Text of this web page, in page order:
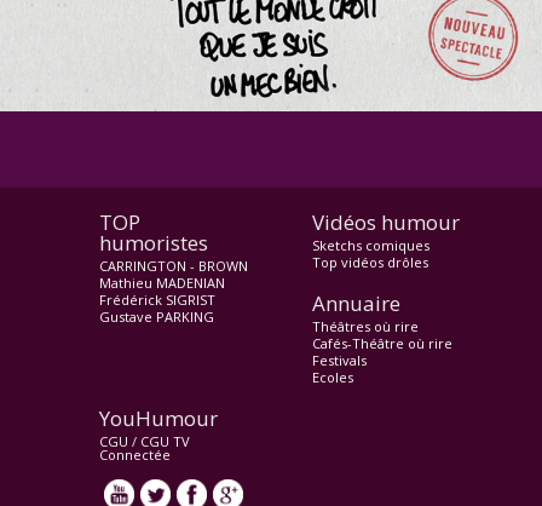
TOP
humoristes
CARRINGTON - BROWN
Mathieu MADENIAN
Frédérick SIGRIST
Gustave PARKING
Vidéos humour
Sketchs comiques
Top vidéos drôles
Annuaire
Théâtres où rire
Cafés-Théâtre où rire
Festivals
Ecoles
YouHumour
CGU / CGU TV
Connectée